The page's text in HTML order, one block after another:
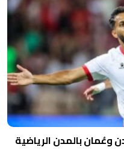
وعُمان بالمدن الرياضية